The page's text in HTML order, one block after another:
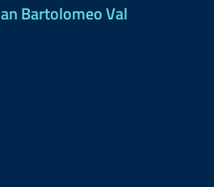
Bartolomeo Val